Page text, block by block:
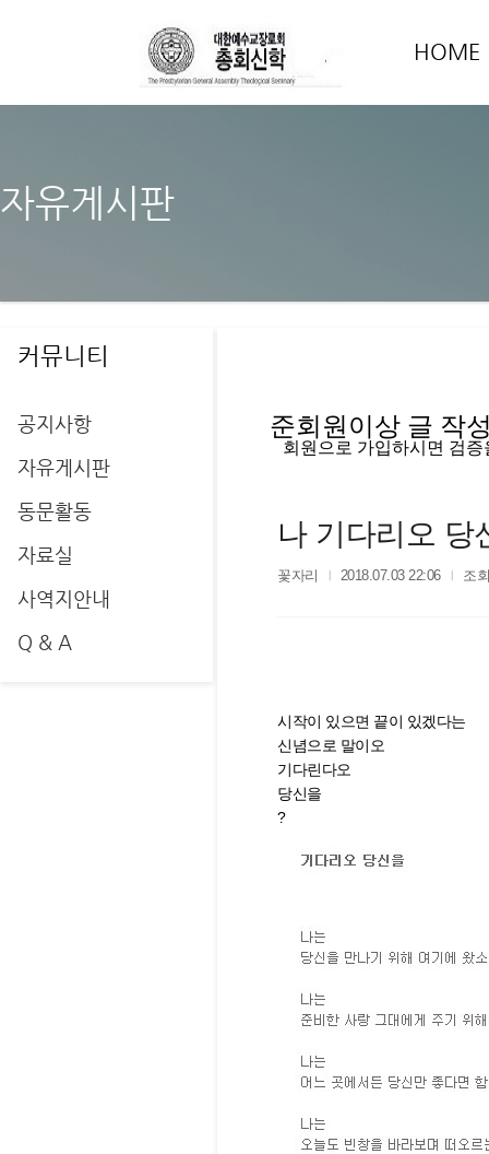
HOME
자유게시판
커뮤니티
공지사항
자유게시판
동문활동
자료실
사역지안내
Q & A
준회원이상 글 작
회원으로 가입하시면 검
나 기다리오 당
꽃자리 2018.07.03 22:06 조
시작이 있으면 끝이 있겠다는
신념으로 말이오
기다린다오
당신을
?